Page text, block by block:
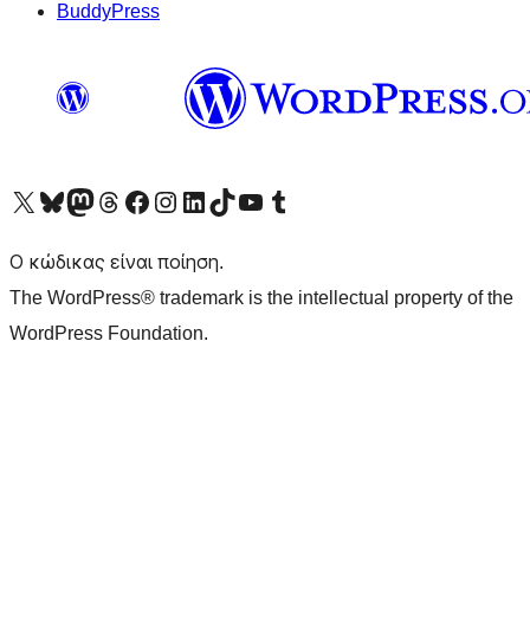
BuddyPress
Visit our X (formerly Twitter) account
Visit our Bluesky account
Επισκεφθείτε τον λογαριασμό μας στο Mastodon
Visit our Threads account
Επισκεφτείτε τη σελίδα μας στο Facebook
Επισκεφθείτε τον λογαριασμό μας Instagram
Επισκεφθείτε τον λογαριασμό μας LinkedIn
Visit our TikTok account
Visit our YouTube channel
Visit our Tumblr account
Ο κώδικας είναι ποίηση.
The WordPress® trademark is the intellectual property of the
WordPress Foundation.